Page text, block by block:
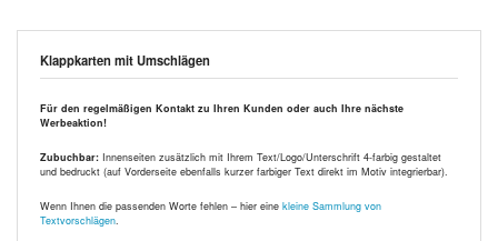
Klappkarten mit Umschlägen
Für den regelmäßigen Kontakt zu Ihren Kunden oder auch Ihre nächste
Werbeaktion!
Zubuchbar: Innenseiten zusätzlich mit Ihrem Text/Logo/Unterschrift 4-farbig gestaltet
und bedruckt (auf Vorderseite ebenfalls kurzer farbiger Text direkt im Motiv integrierbar).
Wenn Ihnen die passenden Worte fehlen – hier eine kleine Sammlung von
Textvorschlägen